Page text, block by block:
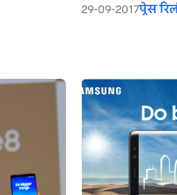
अवॉर्ड
29-09-2017प्रेस